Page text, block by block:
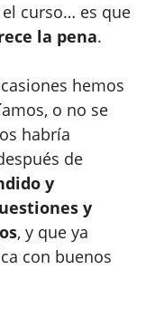
curso… es que
la pena.
hemos
o no se
habría
de
y
y
, y que ya
con buenos